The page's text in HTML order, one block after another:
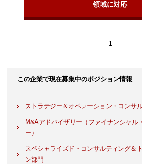
領域に対応
1
この企業で現在募集中のポジション情報
ストラテジー＆オペレーション・コンサ
M&Aアドバイザリー（ファイナンシャル
ー）
スペシャライズド・コンサルティング＆
ン部門